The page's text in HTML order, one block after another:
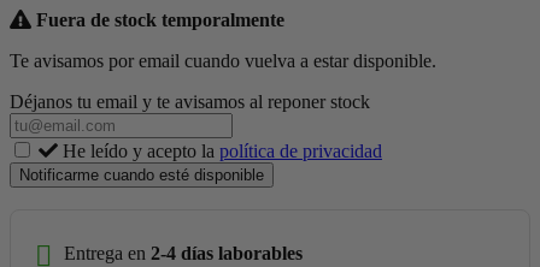
Fuera de stock temporalmente
Te avisamos por email cuando vuelva a estar disponible.
Déjanos tu email y te avisamos al reponer stock
He leído y acepto la política de privacidad
Notificarme cuando esté disponible
Entrega en 2-4 días laborables